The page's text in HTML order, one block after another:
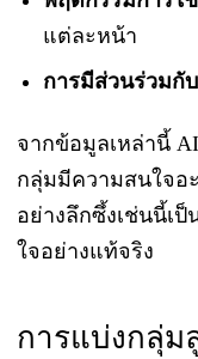
แต่ละหน้า
การมีส่วนร่วมกั
จากข้อมูลเหล่านี้
กลุ่มมีความสนใจอ
อย่างลึกซึ้งเช่นนี้เ
ใจอย่างแท้จริง
การแบ่งกลุ่มลู